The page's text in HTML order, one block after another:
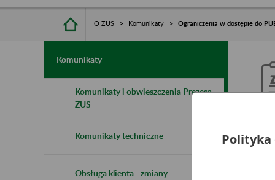
O ZUS Komunikaty Ograniczenia w dostępie do
Komunikaty
Komunikaty i obwieszczenia Prezesa
ZUS
Komunikaty techniczne
Obsługa klienta - zmiany
Polityka